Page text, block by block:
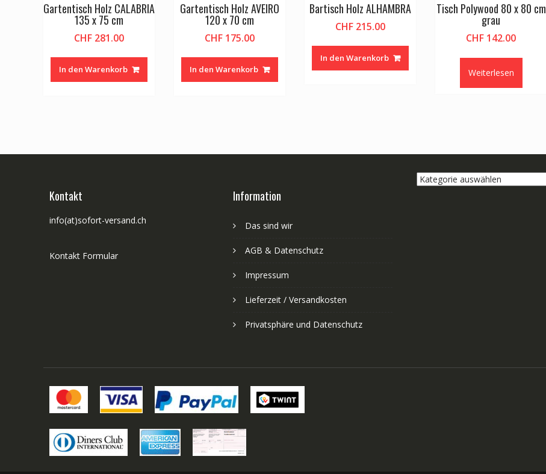
Gartentisch Holz CALABRIA
135 x 75 cm
CHF 281.00
In den Warenkorb
Gartentisch Holz AVEIRO
120 x 70 cm
CHF 175.00
In den Warenkorb
Bartisch Holz ALHAMBRA
CHF 215.00
In den Warenkorb
Tisch Polywood 80 x 80 cm
grau
CHF 142.00
Weiterlesen
Kontakt
info(at)sofort-versand.ch
Kontakt Formular
Information
Das sind wir
AGB & Datenschutz
Impressum
Lieferzeit / Versandkosten
Privatsphäre und Datenschutz
Kategorie